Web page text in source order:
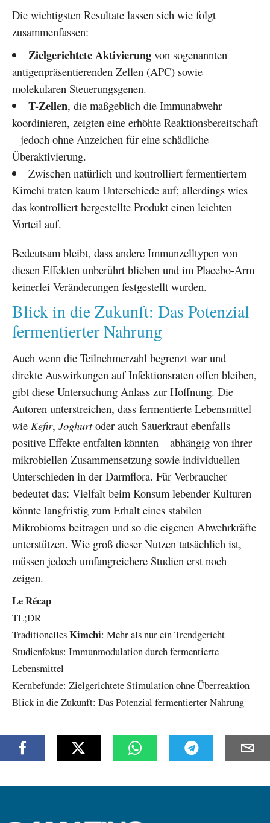
Die wichtigsten Resultate lassen sich wie folgt
zusammenfassen:
Zielgerichtete Aktivierungvon sogenannten
antigenpräsentierenden Zellen (APC) sowie
molekularen Steuerungsgenen.
T-Zellen, die maßgeblich die Immunabwehr
koordinieren, zeigten eine erhöhte Reaktionsbereitschaft
– jedoch ohne Anzeichen für eine schädliche
Überaktivierung.
Zwischen natürlich und kontrolliert fermentiertem
Kimchi traten kaum Unterschiede auf; allerdings wies
das kontrolliert hergestellte Produkt einen leichten
Vorteil auf.
Bedeutsam bleibt, dass andere Immunzelltypen von
diesen Effekten unberührt blieben und im Placebo-Arm
keinerlei Veränderungen festgestellt wurden.
Blick in die Zukunft: Das Potenzial
fermentierter Nahrung
Auch wenn die Teilnehmerzahl begrenzt war und
direkte Auswirkungen auf Infektionsraten offen bleiben,
gibt diese Untersuchung Anlass zur Hoffnung. Die
Autoren unterstreichen, dass fermentierte Lebensmittel
wie Kefir, Joghurtoder auch Sauerkraut ebenfalls
positive Effekte entfalten könnten – abhängig von ihrer
mikrobiellen Zusammensetzung sowie individuellen
Unterschieden in der Darmflora. Für Verbraucher
bedeutet das: Vielfalt beim Konsum lebender Kulturen
könnte langfristig zum Erhalt eines stabilen
Mikrobioms beitragen und so die eigenen Abwehrkräfte
unterstützen. Wie groß dieser Nutzen tatsächlich ist,
müssen jedoch umfangreichere Studien erst noch
zeigen.
Le Récap
TL;DR
TraditionellesKimchi: Mehr als nur ein Trendgericht
Studienfokus: Immunmodulation durch fermentierte
Lebensmittel
Kernbefunde: Zielgerichtete Stimulation ohne Überreaktion
Blick in die Zukunft: Das Potenzial fermentierter Nahrung